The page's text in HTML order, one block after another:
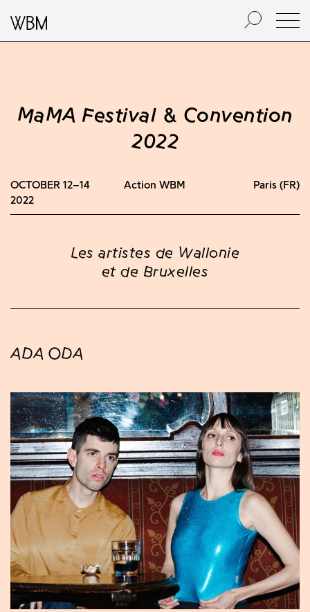
MaMA Festival & Convention
2022
OCTOBER 12–14
2022
Action WBM Paris (FR)
Les artistes de Wallonie
et de Bruxelles
ADA ODA